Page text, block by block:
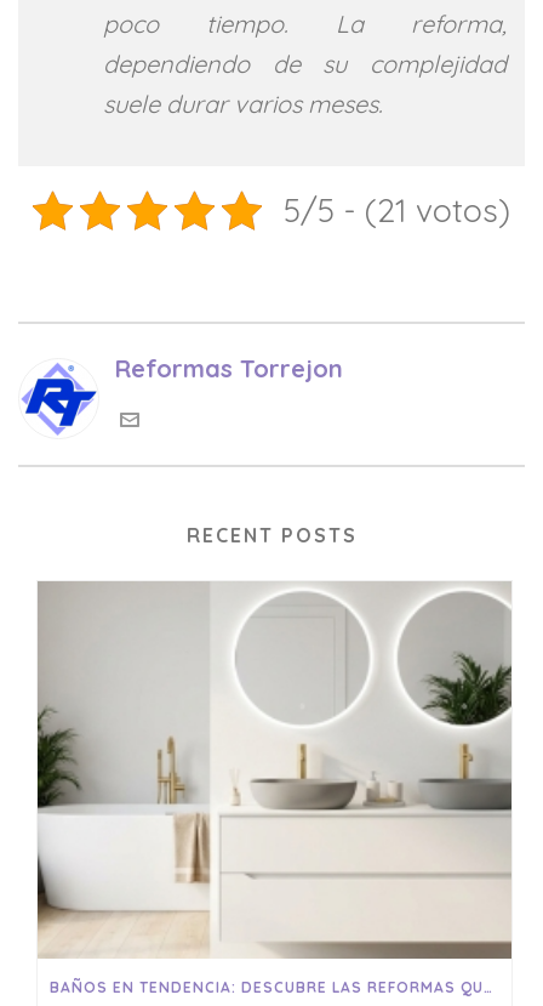
poco tiempo. La reforma,
dependiendo de su complejidad
suele durar varios meses.
5/5 - (21 votos)
Reformas Torrejon
RECENT POSTS
BAÑOS EN TENDENCIA: DESCUBRE LAS REFORMAS QUE ESTÁN TRANSFORMANDO LOS HOGARES